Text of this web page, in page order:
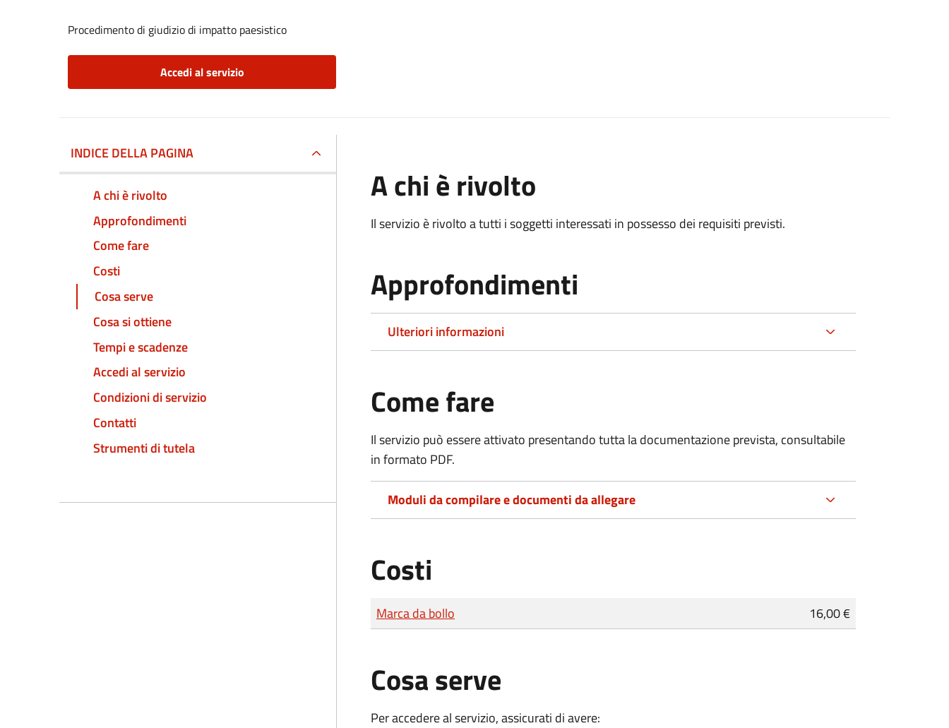
Procedimento di giudizio di impatto paesistico
Accedi al servizio
INDICE DELLA PAGINA
A chi è rivolto
Approfondimenti
Come fare
Costi
Cosa serve
Cosa si ottiene
Tempi e scadenze
Accedi al servizio
Condizioni di servizio
Contatti
Strumenti di tutela
A chi è rivolto
Il servizio è rivolto a tutti i soggetti interessati in possesso dei requisiti previsti.
Approfondimenti
Ulteriori informazioni
Come fare
Il servizio può essere attivato presentando tutta la documentazione prevista, consultabile
in formato PDF.
Moduli da compilare e documenti da allegare
Costi
Tipo di pagamento
Importo
Marca da bollo 16,00 €
Cosa serve
Per accedere al servizio, assicurati di avere: